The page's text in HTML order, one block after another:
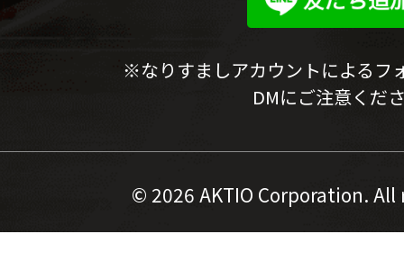
※なりすましアカウントによるフ
DMにご注意くだ
© 2026 AKTIO Corporation.